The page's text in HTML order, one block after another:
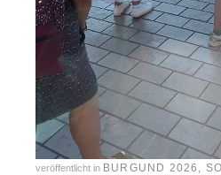
veröffentlicht in BURGUND 2026